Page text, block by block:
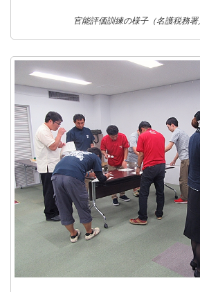
官能評価訓練の様子（名護税務署